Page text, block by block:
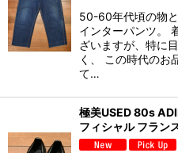
50-60年代頃の物
インターパンツ。
ざいますが、特に
く、 この時代のお
て…
極美USED 80s
フィシャル フラン